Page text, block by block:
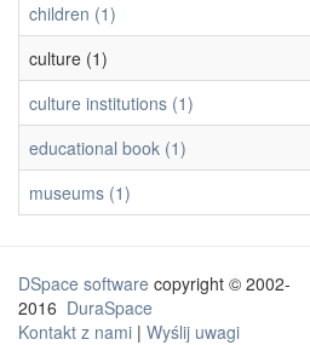
children (1)
culture (1)
culture institutions (1)
educational book (1)
museums (1)
DSpace software copyright © 2002-
2016 DuraSpace
Kontakt z nami | Wyślij uwagi